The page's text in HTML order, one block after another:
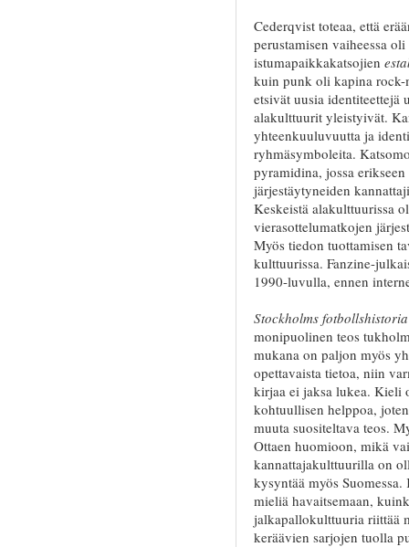
Cederqvist toteaa, että
perustamisen vaiheessa
istumapaikkakatsojien
kuin punk oli kapina
etsivät uusia identiteettejä
alakulttuurit yleistyivät.
yhteenkuuluvuutta ja
ryhmäsymboleita.
pyramidina, jossa
järjestäytyneiden
Keskeistä alakulttuurissa
vierasottelumatkojen
Myös tiedon tuottamisen
kulttuurissa. Fanzine-
1990-luvulla, ennen
Stockholms
monipuolinen teos
mukana on paljon myös
opettavaista tietoa, niin
kirjaa ei jaksa lukea. Kieli
kohtuullisen helppoa,
muuta suositeltava teos.
Ottaen huomioon, mikä
kannattajakulttuurilla on
kysyntää myös
mieliä havaitsemaan,
jalkapallokulttuuria riittää
keräävien sarjojen tuolla